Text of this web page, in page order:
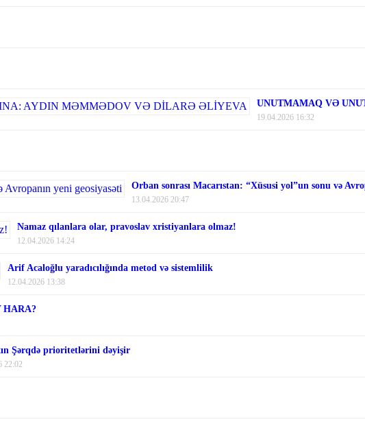
UNUTMAMAQ VƏ
19.04.2026 16:32
Orban sonrası Macarıstan: “Xüsusi yol”un sonu və
13.04.2026 20:47
Namaz qılanlara olar, pravoslav xristiyanlara olmaz!
12.04.2026 14:24
Arif Acaloğlu yaradıcılığında metod və sistemlilik
12.04.2026 13:38
HARA?
Şərqdə prioritetlərini dəyişir
22:02